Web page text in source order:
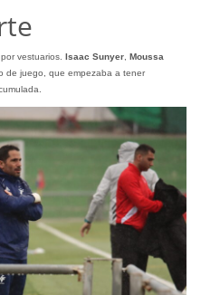
vestuarios. Isaac Sunyer, Moussa
de juego, que empezaba a tener